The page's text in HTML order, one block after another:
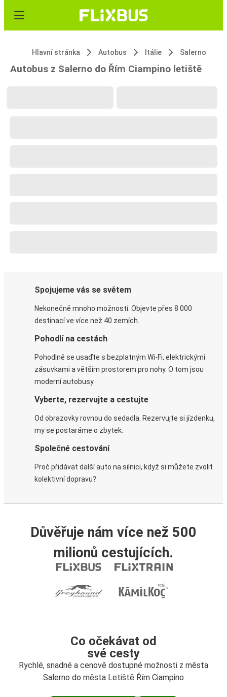
Hlavní stránka Autobus Itálie Salerno
Autobus z Salerno do Řím Ciampino letiště
Spojujeme vás se světem
Nekonečně mnoho možností. Objevte přes 8 000
destinací ve více než 40 zemích.
Pohodlí na cestách
Pohodlně se usaďte s bezplatným Wi-Fi, elektrickými
zásuvkami a větším prostorem pro nohy. O tom jsou
moderní autobusy.
Vyberte, rezervujte a cestujte
Od obrazovky rovnou do sedadla. Rezervujte si jízdenku,
my se postaráme o zbytek.
Společné cestování
Proč přidávat další auto na silnici, když si můžete zvolit
kolektivní dopravu?
Důvěřuje nám více než 500
milionů cestujících.
Co očekávat od
své cesty
Rychlé, snadné a cenově dostupné možnosti z města
Salerno do města Letiště Řím Ciampino